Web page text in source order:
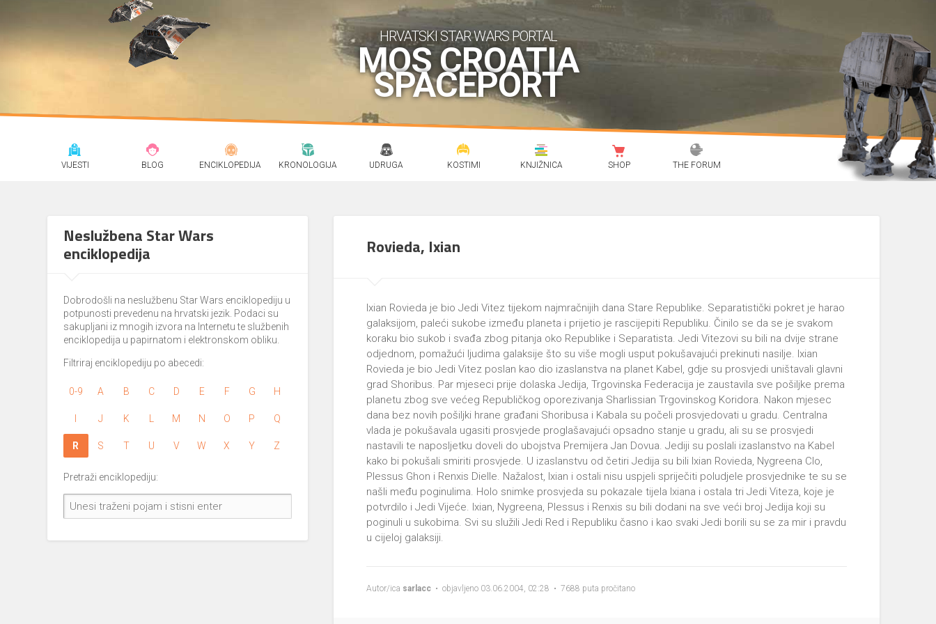
HRVATSKI STAR WARS PORTAL
MOS CROATIA
SPACEPORT
VIJESTI BLOG ENCIKLOPEDIJA KRONOLOGIJA UDRUGA KOSTIMI KNJIŽNICA SHOP THE FORUM
Neslužbena Star Wars
enciklopedija
Dobrodošli na neslužbenu Star Wars enciklopediju u
potpunosti prevedenu na hrvatski jezik. Podaci su
sakupljani iz mnogih izvora na Internetu te službenih
enciklopedija u papirnatom i elektronskom obliku.
Filtriraj enciklopediju po abecedi:
0-9 A B C D E F G H
J K M N O P Q
R S T U V W X Y Z
Pretraži enciklopediju:
Rovieda, Ixian
Ixian Rovieda je bio Jedi Vitez tijekom najmračnijih dana Stare Republike. Separatistički pokret je harao
galaksijom, paleći sukobe između planeta i prijetio je rascijepiti Republiku. Činilo se da se je svakom
koraku bio sukob i svađa zbog pitanja oko Republike i Separatista. Jedi Vitezovi su bili na dvije strane
odjednom, pomažući ljudima galaksije što su više mogli usput pokušavajući prekinuti nasilje. Ixian
Rovieda je bio Jedi Vitez poslan kao dio izaslanstva na planet Kabel, gdje su prosvjedi uništavali glavni
grad Shoribus. Par mjeseci prije dolaska Jedija, Trgovinska Federacija je zaustavila sve pošiljke prema
planetu zbog sve većeg Republičkog oporezivanja Sharlissian Trgovinskog Koridora. Nakon mjesec
dana bez novih pošiljki hrane građani Shoribusa i Kabala su počeli prosvjedovati u gradu. Centralna
vlada je pokušavala ugasiti prosvjede proglašavajući opsadno stanje u gradu, ali su se prosvjedi
nastavili te naposljetku doveli do ubojstva Premijera Jan Dovua. Jediji su poslali izaslanstvo na Kabel
kako bi pokušali smiriti prosvjede. U izaslanstvu od četiri Jedija su bili Ixian Rovieda, Nygreena Clo,
Plessus Ghon i Renxis Dielle. Nažalost, Ixian i ostali nisu uspjeli spriječiti poludjele prosvjednike te su se
našli među poginulima. Holo snimke prosvjeda su pokazale tijela Ixiana i ostala tri Jedi Viteza, koje je
potvrdilo i Jedi Vijeće. Ixian, Nygreena, Plessus i Renxis su bili dodani na sve veći broj Jedija koji su
poginuli u sukobima. Svi su služili Jedi Red i Republiku časno i kao svaki Jedi borili su se za mir i pravdu
u cijeloj galaksiji.
Autor/ica sarlacc • objavljeno 03.06.2004, 02:28 • 7688 puta pročitano